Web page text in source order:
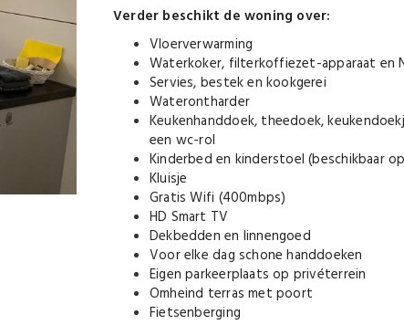
Verder beschikt de woning over:
Vloerverwarming
Waterkoker, filterkoffiezet-apparaat en
Servies, bestek en kookgerei
Waterontharder
Keukenhanddoek, theedoek,
een wc-rol
Kinderbed en kinderstoel (beschikbaar
Kluisje
Gratis Wifi (400mbps)
HD Smart TV
Dekbedden en linnengoed
Voor elke dag schone handdoeken
Eigen parkeerplaats op privéterrein
Omheind terras met poort
Fietsenberging